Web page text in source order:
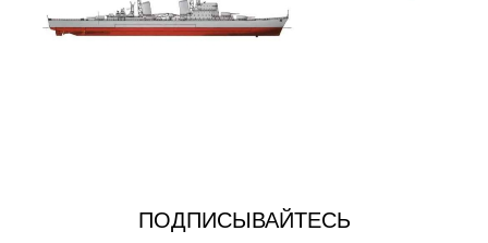
ПОДПИСЫВАЙТЕСЬ